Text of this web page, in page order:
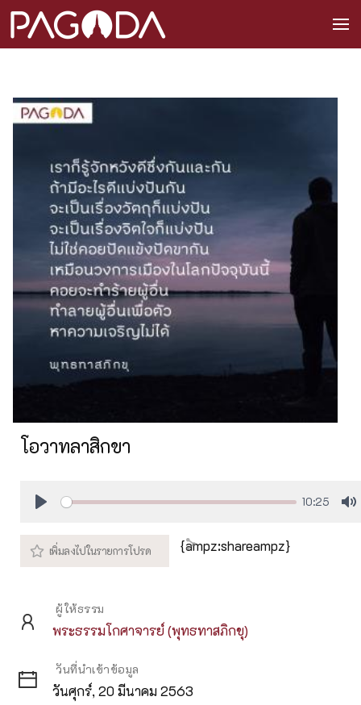
โอวาทลาสิกขา
10:25
{ampz:shareampz}
ผู้ให้ธรรม
พระธรรมโกศาจารย์ (พุทธทาสภิกขุ)
วันที่นำเข้าข้อมูล
วันศุกร์, 20 มีนาคม 2563